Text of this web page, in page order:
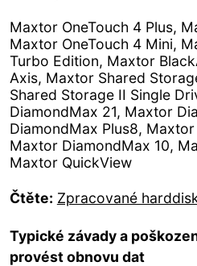
Maxtor OneTouch 4 Plus,
Maxtor OneTouch 4 Mini,
Turbo Edition, Maxtor
Axis, Maxtor Shared
Shared Storage II Single
DiamondMax 21, Maxtor
DiamondMax Plus8,
Maxtor DiamondMax 10,
Maxtor QuickView
Čtěte: Zpracované
Typické závady a
provést obnovu dat